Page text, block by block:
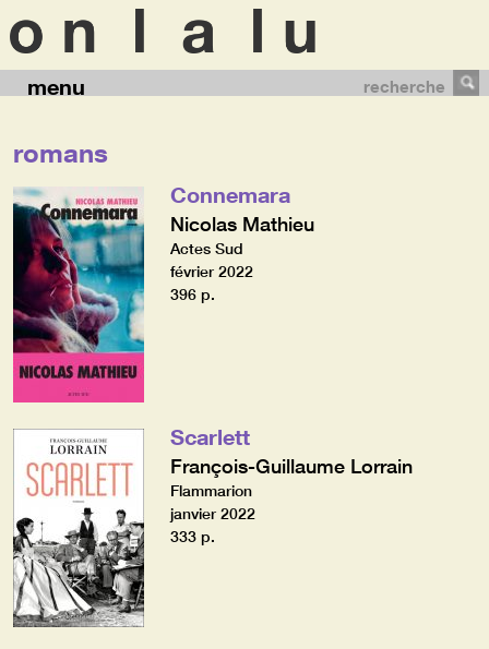
menu recherche
romans
Connemara
Nicolas Mathieu
Actes Sud
février 2022
396 p.
Scarlett
François-Guillaume Lorrain
Flammarion
janvier 2022
333 p.